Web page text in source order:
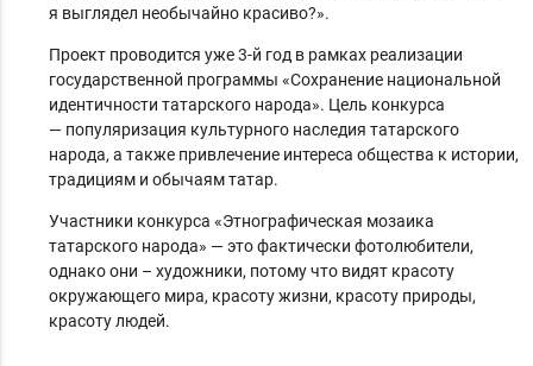
я выглядел необычайно красиво?».
Проект проводится уже 3-й год в рамках реализации
государственной программы «Сохранение национальной
идентичности татарского народа». Цель конкурса
— популяризация культурного наследия татарского
народа, а также привлечение интереса общества к истории,
традициям и обычаям татар.
Участники конкурса «Этнографическая мозаика
татарского народа» — это фактически фотолюбители,
однако они – художники, потому что видят красоту
окружающего мира, красоту жизни, красоту природы,
красоту людей.